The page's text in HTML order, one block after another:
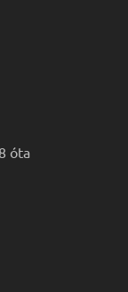
óta